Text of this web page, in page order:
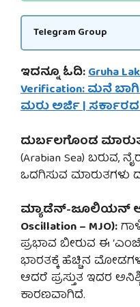
Telegram Group
ಇದನ್ನೂ ಓದಿ:Gruha
Verification: ಮನೆ
ಮರು ಅರ್ಜಿ |
ದುರ್ಬಲಗೊಂಡ
(Arabian Sea) ಬರುವ,
ಒದಗಿಸುವ ಮಾರುತಗಳು
ಮ್ಯಾಡೆನ್-ಜೂಲಿಯನ್
Oscillation – MJO):
ಪ್ರಭಾವ ಬೀರುವ ಈ
ಭಾರತಕ್ಕೆ ಹೆಚ್ಚಿನ
ಆದರೆ ಪ್ರಸ್ತುತ ಇದರ
ಕಾರಣವಾಗಿದೆ.